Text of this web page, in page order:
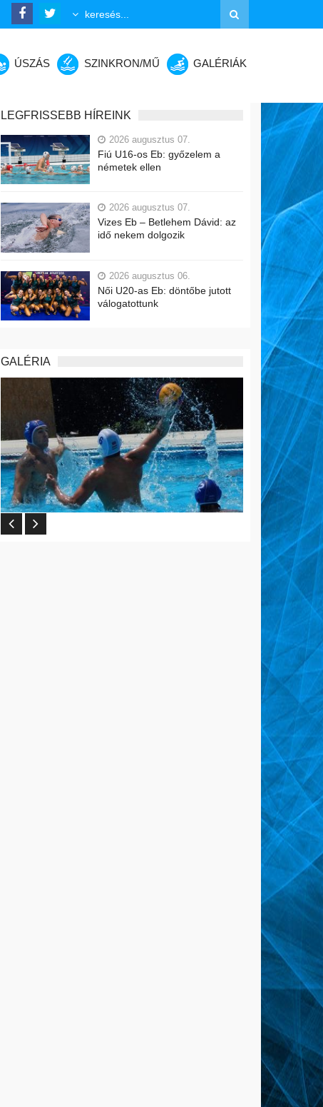
ÚSZÁS SZINKRON/MŰ GALÉRIÁK
LEGFRISSEBB HÍREINK
2026 augusztus 07.
Fiú U16-os Eb: győzelem a
németek ellen
2026 augusztus 07.
Vizes Eb – Betlehem Dávid: az
idő nekem dolgozik
2026 augusztus 06.
Női U20-as Eb: döntőbe jutott
válogatottunk
GALÉRIA